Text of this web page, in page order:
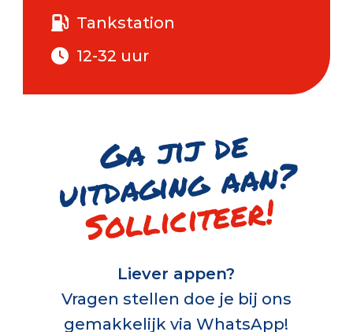
Tankstation
12-32 uur
G
a jij de
uitd
a
gi
n
g
a
a
n
?
Solliciteer!
Liever appen?
Vragen stellen doe je bij ons
gemakkelijk via WhatsApp!